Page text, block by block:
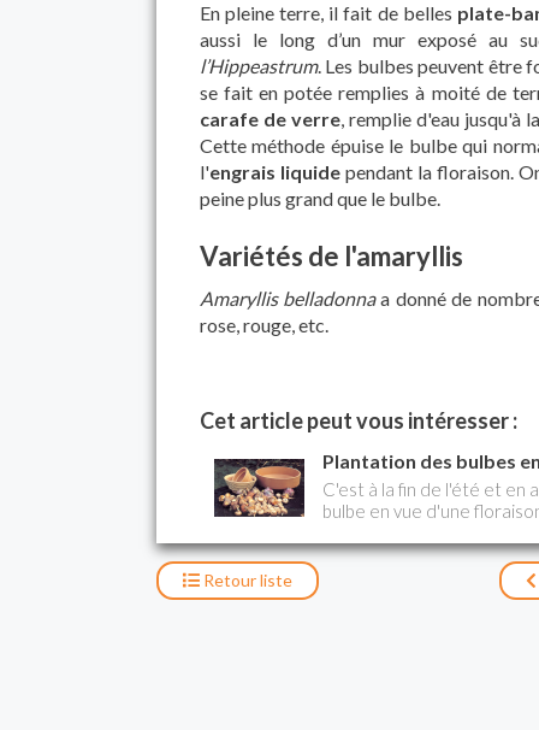
En pleine terre, il fait de belles plate-
aussi le long d’un mur exposé au
l’Hippeastrum. Les bulbes peuvent être
se fait en potée remplies à moité de
carafe de verre, remplie d'eau jusqu'à
Cette méthode épuise le bulbe qui
l'engrais liquidependant la floraison.
peine plus grand que le bulbe.
Variétés de l'amaryllis
Amaryllis belladonnaa donné de
rose, rouge, etc.
Cet article peut vous intéresser :
Plantation des bulbes
C'est à la fin de l'été et en
bulbe en vue d'une
Retourliste